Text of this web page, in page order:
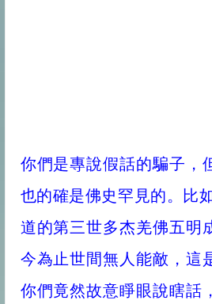
你們是專說假話的騙子，
也的確是佛史罕見的。比
道的第三世多杰羌佛五明
今為止世間無人能敵，這
你們竟然故意睜眼說瞎話